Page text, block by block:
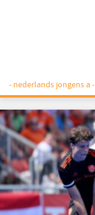
- nederlands jongens a -